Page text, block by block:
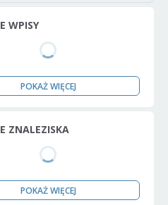
WPISY
POKAŻ WIĘCEJ
ZNALEZISKA
POKAŻ WIĘCEJ